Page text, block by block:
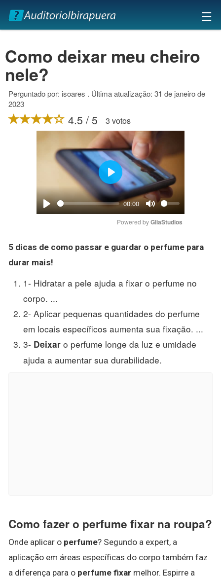
×
☰
Como deixar meu cheiro
nele?
Perguntado por: isoares . Última atualização: 31 de janeiro de
2023
4.5 / 5 3 votos
Play
00:00
Mute
Play
Powered by GliaStudios
5 dicas de como passar e guardar o perfume para
durar mais!
1- Hidratar a pele ajuda a fixar o perfume no
corpo. ...
2- Aplicar pequenas quantidades do perfume
em locais específicos aumenta sua fixação. ...
3- Deixar o perfume longe da luz e umidade
ajuda a aumentar sua durabilidade.
Como fazer o perfume fixar na roupa?
Onde aplicar o perfume? Segundo a expert, a
aplicação em áreas específicas do corpo também faz
a diferença para o perfume fixar melhor. Espirre a